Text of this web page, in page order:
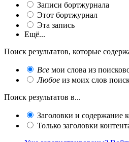
Записи бортжурнала
Этот бортжурнал
Эта запись
Ещё...
Поиск результатов, которые
Все мои слова из
Любое из моих слов
Поиск результатов в...
Заголовки и содержание
Только заголовки